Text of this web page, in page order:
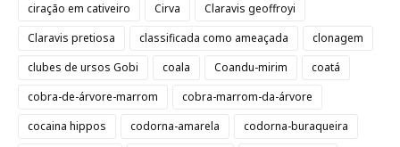
ciração em cativeiro
Cirva
Claravis geoffroyi
Claravis pretiosa
classificada como ameaçada
clonagem
clubes de ursos Gobi
coala Coandu-mirim
coatá
cobra-de-árvore-marrom
cobra-marrom-da-árvore
cocaina hippos
codorna-amarela
codorna-buraqueira